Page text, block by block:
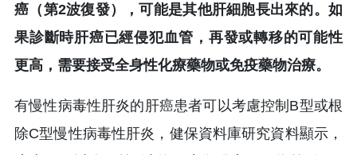
癌（第2波復發），可能是其他肝細胞長出來的。如
果診斷時肝癌已經侵犯血管，再發或轉移的可能性
更高，需要接受全身性化療藥物或免疫藥物治療。
有慢性病毒性肝炎的肝癌患者可以考慮控制B型或根
除C型慢性病毒性肝炎，健保資料庫研究資料顯示，